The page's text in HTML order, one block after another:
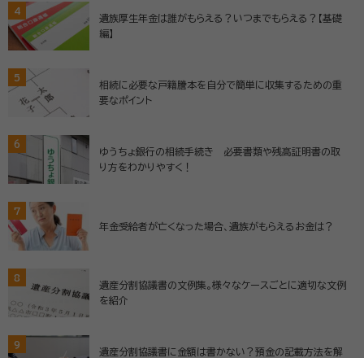
4
遺族厚生年金は誰がもらえる？いつまでもらえる？【基礎
編】
5
相続に必要な戸籍謄本を自分で簡単に収集するための重
要なポイント
6
ゆうちょ銀行の相続手続き 必要書類や残高証明書の取
り方をわかりやすく！
7
年金受給者が亡くなった場合、遺族がもらえるお金は？
8
遺産分割協議書の文例集。様々なケースごとに適切な文例
を紹介
9
遺産分割協議書に金額は書かない？預金の記載方法を解